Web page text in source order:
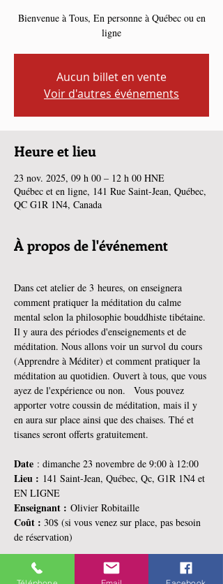
Bienvenue à Tous, En personne à Québec ou en
ligne
Aucun billet en vente
Voir d'autres événements
Heure et lieu
23 nov. 2025, 09 h 00 – 12 h 00 HNE
Québec et en ligne, 141 Rue Saint-Jean, Québec,
QC G1R 1N4, Canada
À propos de l'événement
Dans cet atelier de 3 heures, on enseignera
comment pratiquer la méditation du calme
mental selon la philosophie bouddhiste tibétaine.
Il y aura des périodes d'enseignements et de
méditation. Nous allons voir un survol du cours
(Apprendre à Méditer) et comment pratiquer la
méditation au quotidien. Ouvert à tous, que vous
ayez de l'expérience ou non.   Vous pouvez
apporter votre coussin de méditation, mais il y
en aura sur place ainsi que des chaises. Thé et
tisanes seront offerts gratuitement.
Date : dimanche 23 novembre de 9:00 à 12:00
Lieu : 141 Saint-Jean, Québec, Qc, G1R 1N4 et
EN LIGNE
Enseignant : Olivier Robitaille
Coût : 30$ (si vous venez sur place, pas besoin
de réservation)
Si vous avez des questions, vous pouvez nous
contacter au
paramitacotenord@hotmail.com ou